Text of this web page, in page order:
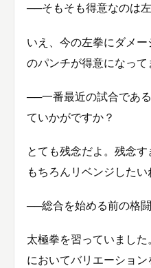
──そもそも得意なのは
いえ、今の左拳にダメ
のパンチが得意になって
──一番最近の試合であ
ていかがですか？
とても残念だよ。残念す
もちろんリベンジしたい
──総合を始める前の格
太極拳を習っていまし
においてバリエーショ